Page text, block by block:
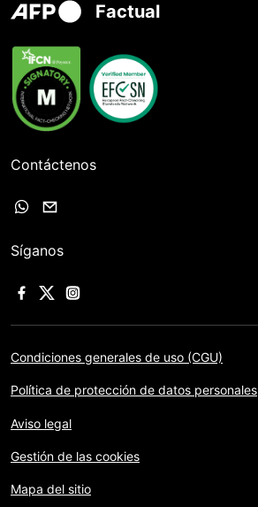
Factual
Contáctenos
Síganos
Condiciones generales de uso (CGU)
Política de protección de datos personales
Aviso legal
Gestión de las cookies
Mapa del sitio